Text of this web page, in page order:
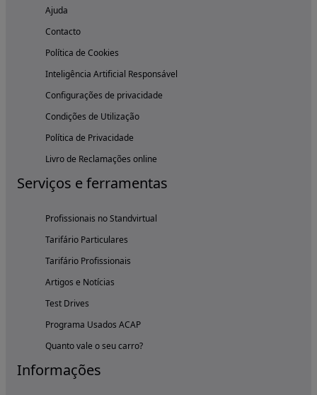
Ajuda
Contacto
Política de Cookies
Inteligência Artificial Responsável
Configurações de privacidade
Condições de Utilização
Política de Privacidade
Livro de Reclamações online
Serviços e ferramentas
Profissionais no Standvirtual
Tarifário Particulares
Tarifário Profissionais
Artigos e Notícias
Test Drives
Programa Usados ACAP
Quanto vale o seu carro?
Informações